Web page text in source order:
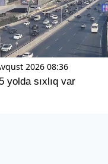
2026 08:36
yolda sıxlıq var